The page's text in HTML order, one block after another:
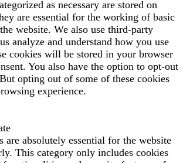
as necessary are stored on
are essential for the working of basic
website. We also use third-party
analyze and understand how you use
cookies will be stored in your browser
You also have the option to opt-out
opting out of some of these cookies
experience.
are absolutely essential for the website
This category only includes cookies